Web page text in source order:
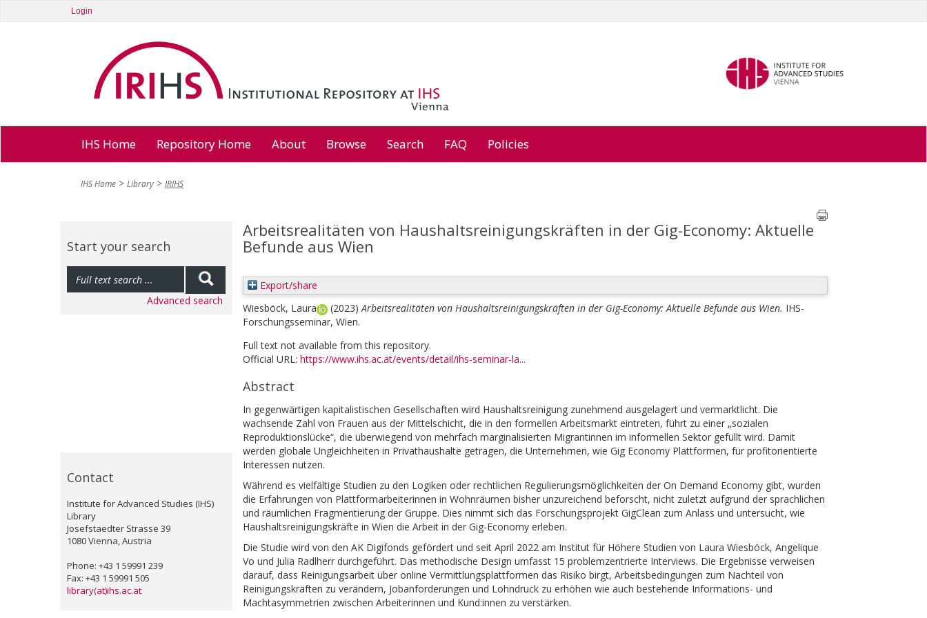
Login
IHS Home Repository Home About Browse Search FAQ Policies
IHS Home Library IRIHS
Start your search
Advanced search
Contact
Institute for Advanced Studies (IHS)
Library
Josefstaedter Strasse 39
1080 Vienna, Austria
Phone: +43 1 59991 239
Fax: +43 1 59991 505
library(at)ihs.ac.at
Arbeitsrealitäten von Haushaltsreinigungskräften in der Gig-Economy: Aktuelle
Befunde aus Wien
Export/share
Wiesböck, Laura
(2023)Arbeitsrealitäten von Haushaltsreinigungskräften in der Gig-Economy: Aktuelle Befunde aus Wien. IHS-
Forschungsseminar, Wien.
Full text not available from this repository.
Official URL: https://www.ihs.ac.at/events/detail/ihs-seminar-la...
Abstract
In gegenwärtigen kapitalistischen Gesellschaften wird Haushaltsreinigung zunehmend ausgelagert und vermarktlicht. Die
wachsende Zahl von Frauen aus der Mittelschicht, die in den formellen Arbeitsmarkt eintreten, führt zu einer „sozialen
Reproduktionslücke“, die überwiegend von mehrfach marginalisierten Migrantinnen im informellen Sektor gefüllt wird. Damit
werden globale Ungleichheiten in Privathaushalte getragen, die Unternehmen, wie Gig Economy Plattformen, für profitorientierte
Interessen nutzen.
Während es vielfältige Studien zu den Logiken oder rechtlichen Regulierungsmöglichkeiten der On Demand Economy gibt, wurden
die Erfahrungen von Plattformarbeiterinnen in Wohnräumen bisher unzureichend beforscht, nicht zuletzt aufgrund der sprachlichen
und räumlichen Fragmentierung der Gruppe. Dies nimmt sich das Forschungsprojekt GigClean zum Anlass und untersucht, wie
Haushaltsreinigungskräfte in Wien die Arbeit in der Gig-Economy erleben.
Die Studie wird von den AK Digifonds gefördert und seit April 2022 am Institut für Höhere Studien von Laura Wiesböck, Angelique
Vo und Julia Radlherr durchgeführt. Das methodische Design umfasst 15 problemzentrierte Interviews. Die Ergebnisse verweisen
darauf, dass Reinigungsarbeit über online Vermittlungsplattformen das Risiko birgt, Arbeitsbedingungen zum Nachteil von
Reinigungskräften zu verändern, Jobanforderungen und Lohndruck zu erhöhen wie auch bestehende Informations- und
Machtasymmetrien zwischen Arbeiterinnen und Kund:innen zu verstärken.